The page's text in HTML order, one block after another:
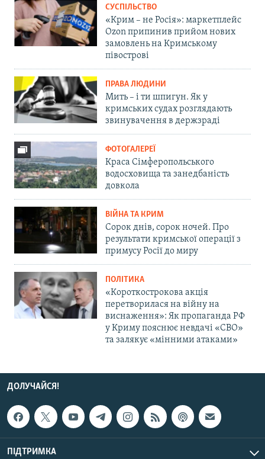
СУСПІЛЬСТВО
«Крим – не Росія»: маркетплейс
Ozon припинив прийом нових
замовлень на Кримському
півострові
ПРАВА ЛЮДИНИ
Мить – і ти шпигун. Як у
кримських судах розглядають
звинувачення в держзраді
ФОТОГАЛЕРЕЇ
Краса Сімферопольського
водосховища та занедбаність
довкола
ВІЙНА ТА КРИМ
Сорок днів, сорок ночей. Про
результати кримської операції з
примусу Росії до миру
ПОЛІТИКА
«Короткострокова акція
перетворилася на війну на
виснаження»: Як пропаганда РФ
у Криму пояснює невдачі «СВО»
та залякує «мінними атаками»
ДОЛУЧАЙСЯ!
ПІДТРИМКА